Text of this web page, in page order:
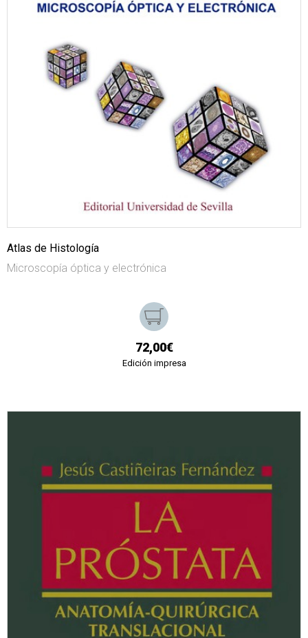
Atlas de Histología
Microscopía óptica y electrónica
72,00€
Edición impresa